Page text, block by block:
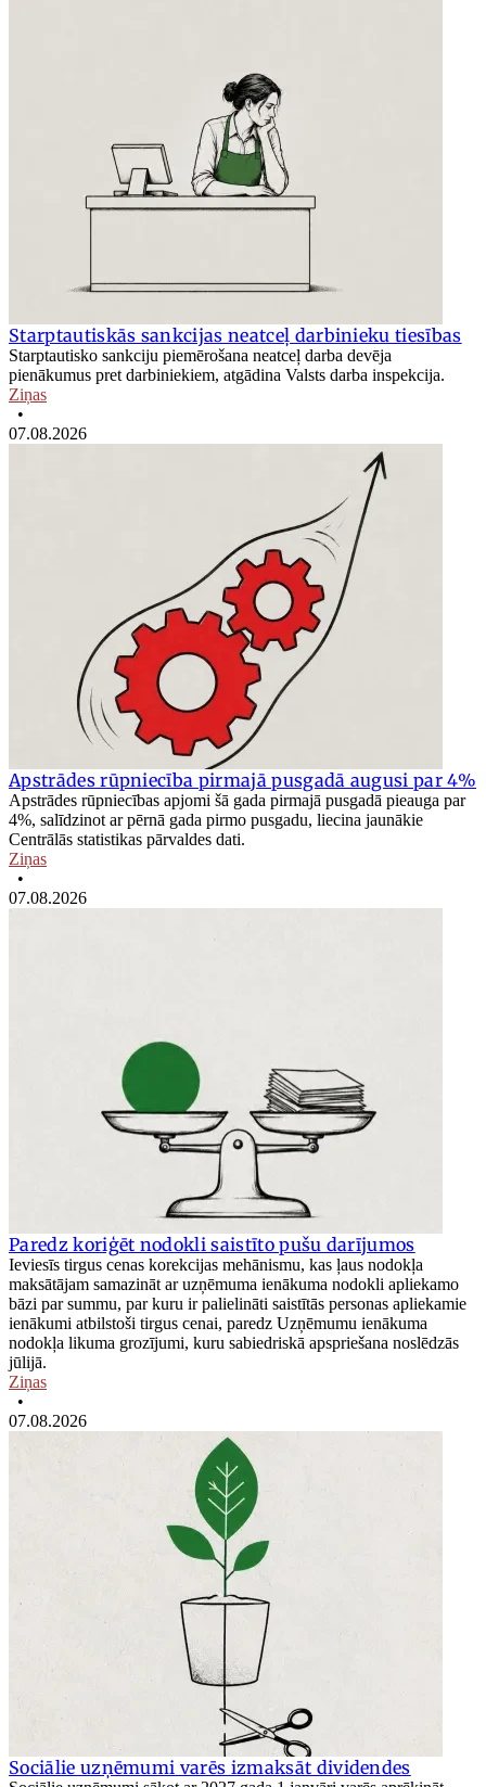
Starptautiskās sankcijas neatceļ darbinieku tiesības
Starptautisko sankciju piemērošana neatceļ darba devēja
pienākumus pret darbiniekiem, atgādina Valsts darba inspekcija.
Ziņas
•
07.08.2026
Apstrādes rūpniecība pirmajā pusgadā augusi par 4%
Apstrādes rūpniecības apjomi šā gada pirmajā pusgadā pieauga par
4%, salīdzinot ar pērnā gada pirmo pusgadu, liecina jaunākie
Centrālās statistikas pārvaldes dati.
Ziņas
•
07.08.2026
Paredz koriģēt nodokli saistīto pušu darījumos
Ieviesīs tirgus cenas korekcijas mehānismu, kas ļaus nodokļa
maksātājam samazināt ar uzņēmuma ienākuma nodokli apliekamo
bāzi par summu, par kuru ir palielināti saistītās personas apliekamie
ienākumi atbilstoši tirgus cenai, paredz Uzņēmumu ienākuma
nodokļa likuma grozījumi, kuru sabiedriskā apspriešana noslēdzās
jūlijā.
Ziņas
•
07.08.2026
Sociālie uzņēmumi varēs izmaksāt dividendes